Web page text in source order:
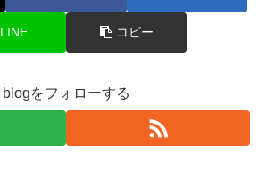
LINE コピー
blogをフォローする